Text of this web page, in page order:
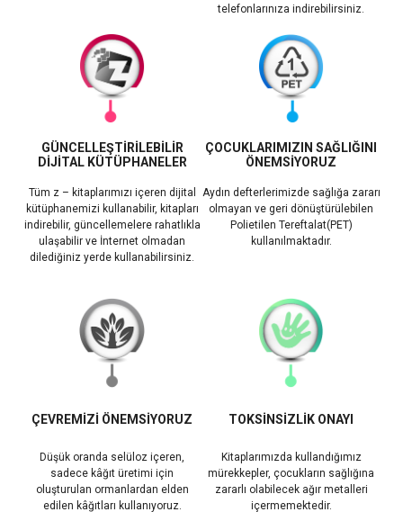
telefonlarınıza indirebilirsiniz.
GÜNCELLEŞTİRİLEBİLİR
DİJİTAL KÜTÜPHANELER
Tüm z – kitaplarımızı içeren dijital
kütüphanemizi kullanabilir, kitapları
indirebilir, güncellemelere rahatlıkla
ulaşabilir ve İnternet olmadan
dilediğiniz yerde kullanabilirsiniz.
ÇOCUKLARIMIZIN SAĞLIĞINI
ÖNEMSİYORUZ
Aydın defterlerimizde sağlığa zararı
olmayan ve geri dönüştürülebilen
Polietilen Tereftalat(PET)
kullanılmaktadır.
ÇEVREMİZİ ÖNEMSİYORUZ
Düşük oranda selüloz içeren,
sadece kâğıt üretimi için
oluşturulan ormanlardan elden
edilen kâğıtları kullanıyoruz.
TOKSİNSİZLİK ONAYI
Kitaplarımızda kullandığımız
mürekkepler, çocukların sağlığına
zararlı olabilecek ağır metalleri
içermemektedir.